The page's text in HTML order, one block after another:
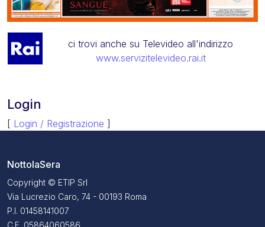
ci trovi anche su Televideo all'indirizzo
www.servizitelevideo.rai.it
Login
[ Login / Registrazione ]
NottolaSera
Copyright © ETIP Srl
Via Lucrezio Caro, 74 - 00193 Roma
P.I. 01458141007
C.F. 05864060586